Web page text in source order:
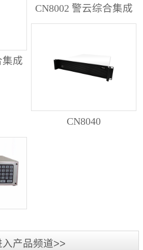
集成
CN8002 警云综合集成
CN8040
入产品频道>>